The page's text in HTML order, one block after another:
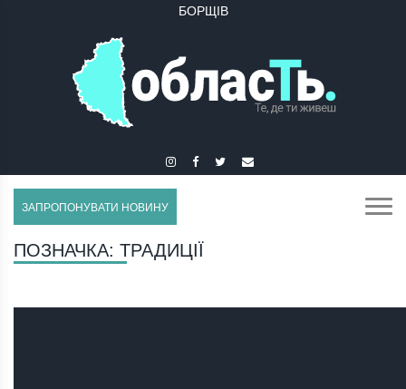
ЗАПРОПОНУВАТИ НОВИНУ
ПОЗНАЧКА: ТРАДИЦІЇ